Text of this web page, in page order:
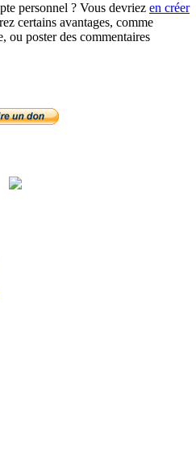
personnel ? Vous devriez en créer
certains avantages, comme
ou poster des commentaires